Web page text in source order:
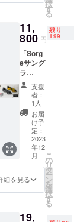
予定：
2023/12
月末日
まで ク
ラウド
ファン
ディン
グ終了
後、お
申し込
み順に
発送い
たしま
す。 ■
保証に
つい
て：万
あった
OFFの
円（税
込み・
送料無
料）に
てお届
けしま
す。
【内
容】 ■
サング
ラス：
1個 ■カ
ラー：
マット
ブラッ
ク ■付
属品：
予定：
択
す
る
11,
800 円
残り
199
「Sorg
eサング
ラ
ス」
一般販
売価格
14,800
円（税
込み・
送料無
料）の
ところ
200名様
限定で
3,000円
OFFの
円（税
支援
者：
1人
お届
け予
定：
2023
年12
月
細を見る
こ
の
リ
タ
ー
ン
を
選
択
す
る
19,